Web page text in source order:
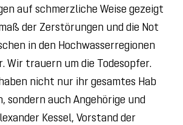
auf schmerzliche Weise gezeigt
der Zerstörungen und die Not
in den Hochwasserregionen
Wir trauern um die Todesopfer.
nicht nur ihr gesamtes Hab
sondern auch Angehörige und
Kessel, Vorstand der